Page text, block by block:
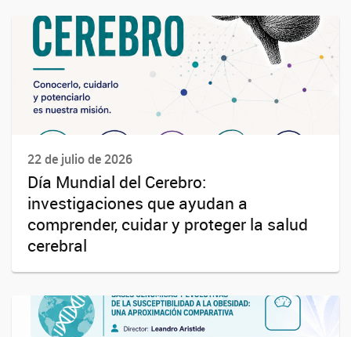
22 de julio de 2026
Día Mundial del Cerebro:
investigaciones que ayudan a
comprender, cuidar y proteger la salud
cerebral